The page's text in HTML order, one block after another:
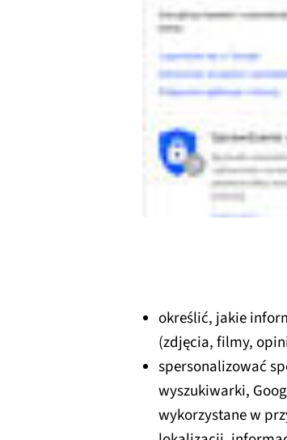
określić, jakie
(zdjęcia, filmy,
spersonalizować
wyszukiwarki,
wykorzystane w